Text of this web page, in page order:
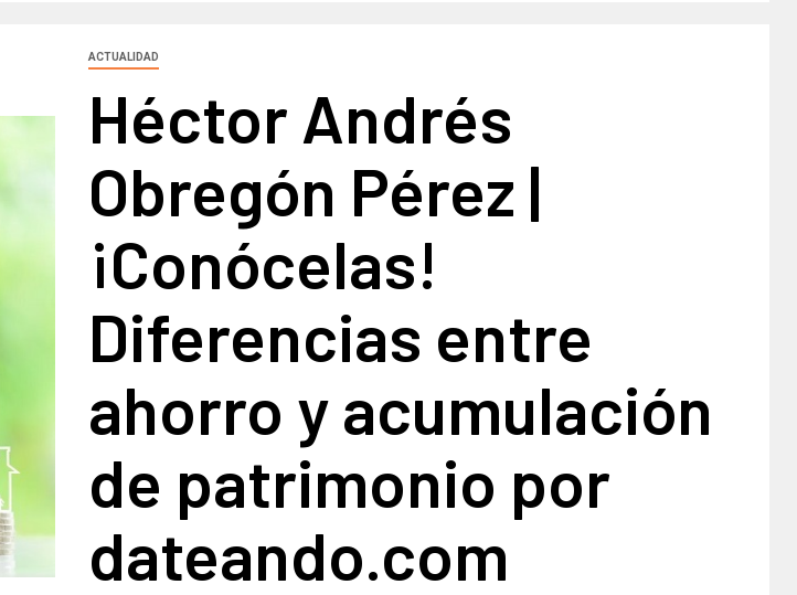
ACTUALIDAD
Héctor Andrés
Obregón Pérez |
¡Conócelas!
Diferencias entre
ahorro y acumulación
de patrimonio por
dateando.com